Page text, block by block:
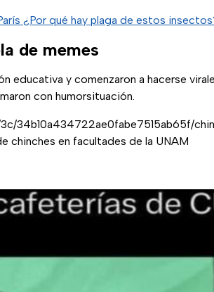
¿Por qué hay plaga de estos
de memes
educativa y comenzaron a hacerse
con humorsituación.
34b10a434722ae0fabe7515ab65f/
chinches en facultades de la UNAM